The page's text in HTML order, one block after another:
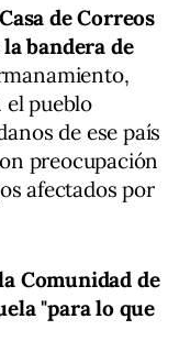
de Correos
bandera de
pueblo
de ese país
preocupación
afectados por
Comunidad de
"para lo que